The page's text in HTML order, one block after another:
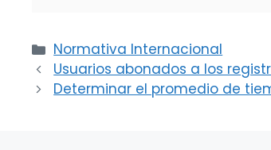
Categorías
Normativa Internacional
Usuarios abonados a los
Determinar el promedio de